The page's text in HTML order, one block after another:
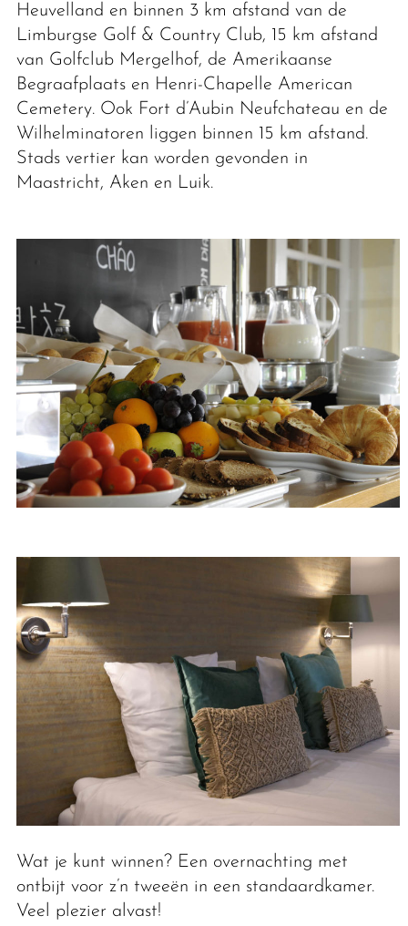
Heuvelland en binnen 3 km afstand van de
Limburgse Golf & Country Club, 15 km afstand
van Golfclub Mergelhof, de Amerikaanse
Begraafplaats en Henri-Chapelle American
Cemetery. Ook Fort d’Aubin Neufchateau en de
Wilhelminatoren liggen binnen 15 km afstand.
Stads vertier kan worden gevonden in
Maastricht, Aken en Luik.
Wat je kunt winnen? Een overnachting met
ontbijt voor z’n tweeën in een standaardkamer.
Veel plezier alvast!